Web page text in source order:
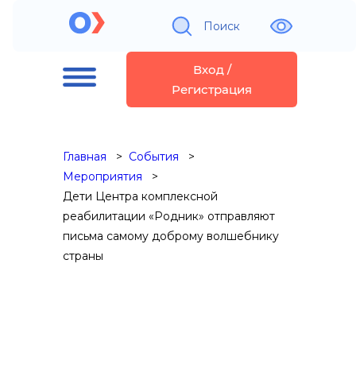
Поиск
Вход /
Регистрация
Главная
События
Мероприятия
Дети Центра комплексной
реабилитации «Родник» отправляют
письма самому доброму волшебнику
страны